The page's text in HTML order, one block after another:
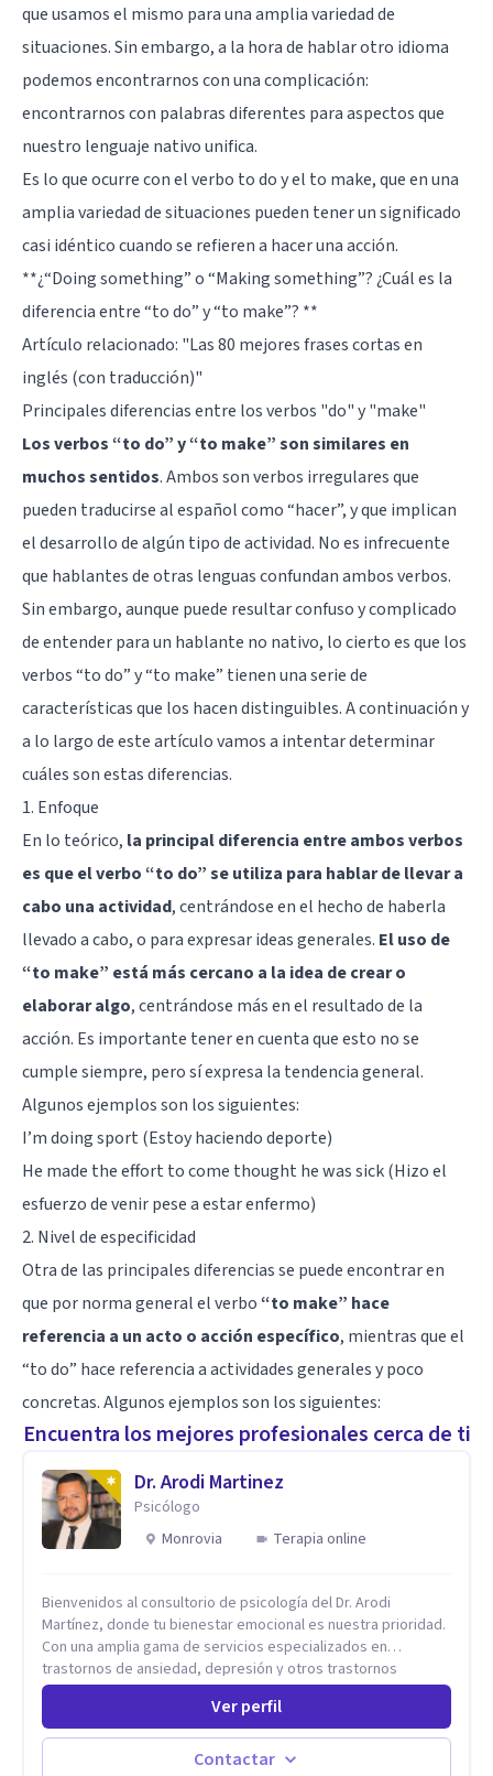
que usamos el mismo para una amplia variedad de
situaciones. Sin embargo, a la hora de hablar otro idioma
podemos encontrarnos con una complicación:
encontrarnos con palabras diferentes para aspectos que
nuestro lenguaje nativo unifica.
Es lo que ocurre con el verbo to do y el to make, que en una
amplia variedad de situaciones pueden tener un significado
casi idéntico cuando se refieren a hacer una acción.
**¿“Doing something” o “Making something”? ¿Cuál es la
diferencia entre “to do” y “to make”? **
Artículo relacionado: "Las 80 mejores frases cortas en
inglés (con traducción)"
Principales diferencias entre los verbos "do" y "make"
Los verbos “to do” y “to make” son similares en
muchos sentidos. Ambos son verbos irregulares que
pueden traducirse al español como “hacer”, y que implican
el desarrollo de algún tipo de actividad. No es infrecuente
que hablantes de otras lenguas confundan ambos verbos.
Sin embargo, aunque puede resultar confuso y complicado
de entender para un hablante no nativo, lo cierto es que los
verbos “to do” y “to make” tienen una serie de
características que los hacen distinguibles. A continuación y
a lo largo de este artículo vamos a intentar determinar
cuáles son estas diferencias.
1. Enfoque
En lo teórico, la principal diferencia entre ambos verbos
es que el verbo “to do” se utiliza para hablar de llevar a
cabo una actividad, centrándose en el hecho de haberla
llevado a cabo, o para expresar ideas generales. El uso de
“to make” está más cercano a la idea de crear o
elaborar algo, centrándose más en el resultado de la
acción. Es importante tener en cuenta que esto no se
cumple siempre, pero sí expresa la tendencia general.
Algunos ejemplos son los siguientes:
I’m doing sport (Estoy haciendo deporte)
He made the effort to come thought he was sick (Hizo el
esfuerzo de venir pese a estar enfermo)
2. Nivel de especificidad
Otra de las principales diferencias se puede encontrar en
que por norma general el verbo “to make” hace
referencia a un acto o acción específico, mientras que el
“to do” hace referencia a actividades generales y poco
concretas. Algunos ejemplos son los siguientes:
Encuentra los mejores profesionales cerca de ti
Dr. Arodi Martinez
Psicólogo
Monrovia
Terapia online
Bienvenidos al consultorio de psicología del Dr. Arodi
Martínez, donde tu bienestar emocional es nuestra prioridad.
Con una amplia gama de servicios especializados en
trastornos de ansiedad, depresión y otros trastornos
emocionales, estamos dedicados a ofrecerte el mejor
tratamiento para mejorar tu salud mental. En nuestro
consultorio, ofrecemos una variedad de terapias y
tratamientos diseñados para satisfacer tus necesidades
Ver perfil
Contactar